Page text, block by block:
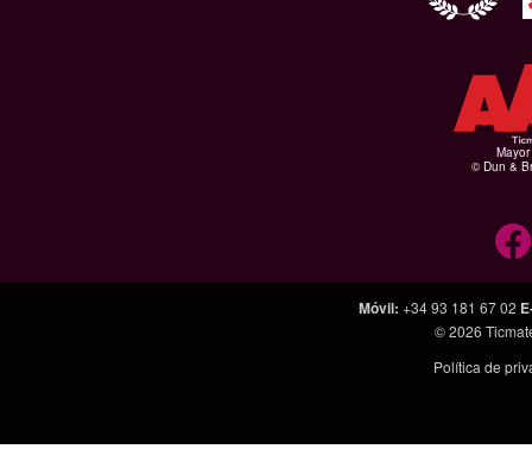
© Dun &
Móvil: +34 93 181 67 02
© 2026
Política de